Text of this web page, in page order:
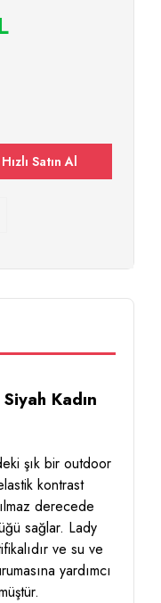
Hızlı Satın Al
Kadın
şık bir outdoor
kontrast
derecede
sağlar. Lady
ve su ve
yardımcı